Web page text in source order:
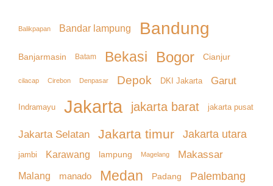
Balikpapan Bandar lampung Bandung
Banjarmasin Batam Bekasi Bogor Cianjur
cilacap Cirebon Denpasar Depok DKI Jakarta Garut
Indramayu Jakarta jakarta barat jakarta pusat
Jakarta Selatan Jakarta timur Jakarta utara
jambi Karawang lampung Magelang Makassar
Malang manado Medan Padang Palembang